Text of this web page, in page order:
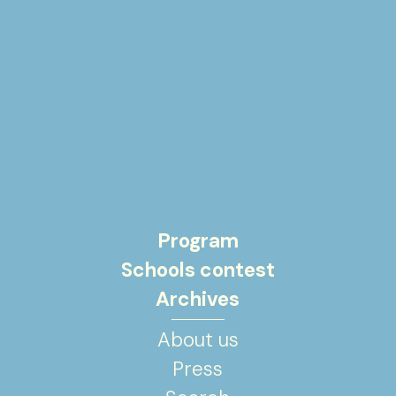
Program
Schools contest
Archives
About us
Press